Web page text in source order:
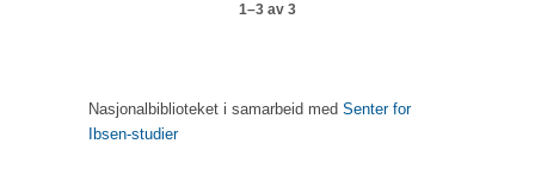
1–3 av 3
Nasjonalbiblioteket i samarbeid med Senter for
Ibsen-studier